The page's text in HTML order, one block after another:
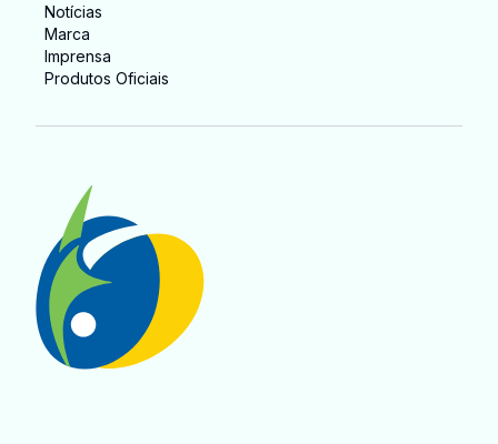
Notícias
Marca
Imprensa
Produtos Oficiais